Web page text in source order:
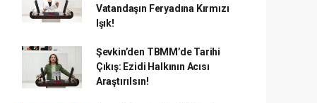
Vatandaşın Feryadına Kırmızı
Işık!
Şevkin’den TBMM’de Tarihi
Çıkış: Ezidi Halkının Acısı
Araştırılsın!